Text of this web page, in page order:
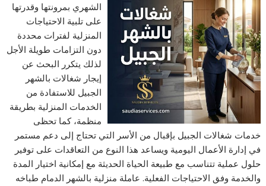
الشهري بمرونتها وقدرتها
على تلبية الاحتياجات
المنزلية لفترات محددة
دون التزامات طويلة الأجل
لذلك يتكرر البحث عن
إيجار شغالات بالشهر
الجبيل للاستفادة من
الخدمات المنزلية بطريقة
منظمة، كما تحظى
خدمات شغالات الجبيل بإقبال من الأسر التي تحتاج إلى دعم مستمر
في إدارة الأعمال اليومية ويساعد هذا النوع من التعاقدات على توفير
حلول عملية تتناسب مع طبيعة الحياة الحديثة مع إمكانية اختيار المدة
والخدمة وفق الاحتياجات الفعلية. عاملة منزلية بالشهر الدمام طباخه